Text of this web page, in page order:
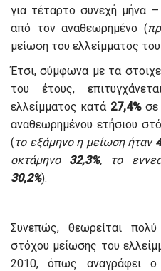
για τέταρτο συνεχή μήνα –
από τον αναθεωρημένο (
μείωση του ελλείμματος
Έτσι, σύμφωνα με τα
του έτους,
ελλείμματος κατά 27,4%σε
αναθεωρημένου ετήσιου
(το εξάμηνο η μείωση ήταν
οκτάμηνο 32,3%, το
30,2%).
Συνεπώς, θεωρείται
στόχου μείωσης του
2010, όπως αναγράφει